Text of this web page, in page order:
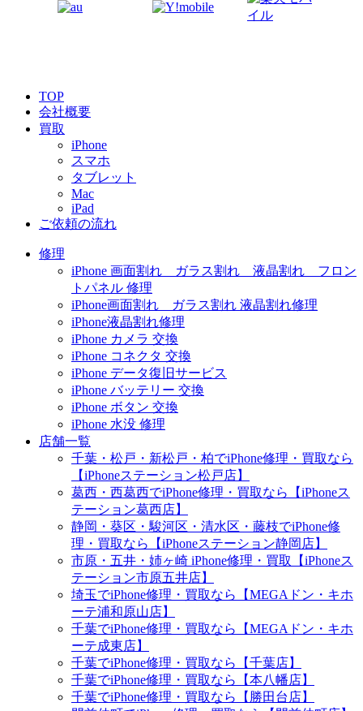
TOP
会社概要
買取
iPhone
スマホ
タブレット
Mac
iPad
ご依頼の流れ
修理
iPhone 画面割れ ガラス割れ 液晶割れ フロン
トパネル 修理
iPhone画面割れ ガラス割れ 液晶割れ修理
iPhone液晶割れ修理
iPhone カメラ 交換
iPhone コネクタ 交換
iPhone データ復旧サービス
iPhone バッテリー 交換
iPhone ボタン 交換
iPhone 水没 修理
店舗一覧
千葉・松戸・新松戸・柏でiPhone修理・買取なら
【iPhoneステーション松戸店】
葛西・西葛西でiPhone修理・買取なら【iPhoneス
テーション葛西店】
静岡・葵区・駿河区・清水区・藤枝でiPhone修
理・買取なら【iPhoneステーション静岡店】
市原・五井・姉ヶ崎 iPhone修理・買取【iPhoneス
テーション市原五井店】
埼玉でiPhone修理・買取なら【MEGAドン・キホ
ーテ浦和原山店】
千葉でiPhone修理・買取なら【MEGAドン・キホ
ーテ成東店】
千葉でiPhone修理・買取なら【千葉店】
千葉でiPhone修理・買取なら【本八幡店】
千葉でiPhone修理・買取なら【勝田台店】